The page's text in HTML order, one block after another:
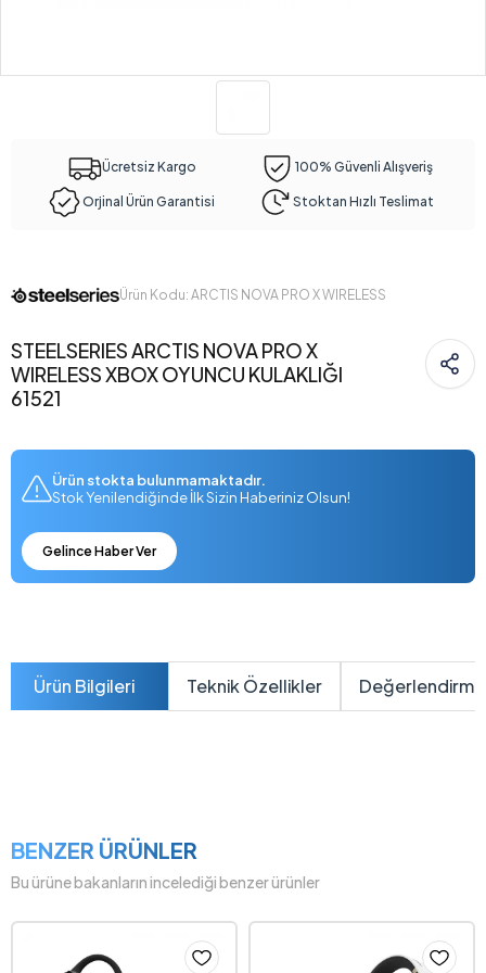
Ücretsiz Kargo 100% Güvenli Alışveriş
Orjinal Ürün Garantisi Stoktan Hızlı Teslimat
Ürün Kodu: ARCTIS NOVA PRO X WIRELESS
STEELSERIES ARCTIS NOVA PRO X
WIRELESS XBOX OYUNCU KULAKLIĞI
61521
Ürün stokta bulunmamaktadır.
Stok Yenilendiğinde İlk Sizin Haberiniz Olsun!
Gelince Haber Ver
Ürün Bilgileri Teknik Özellikler
BENZER ÜRÜNLER
Bu ürüne bakanların incelediği benzer ürünler